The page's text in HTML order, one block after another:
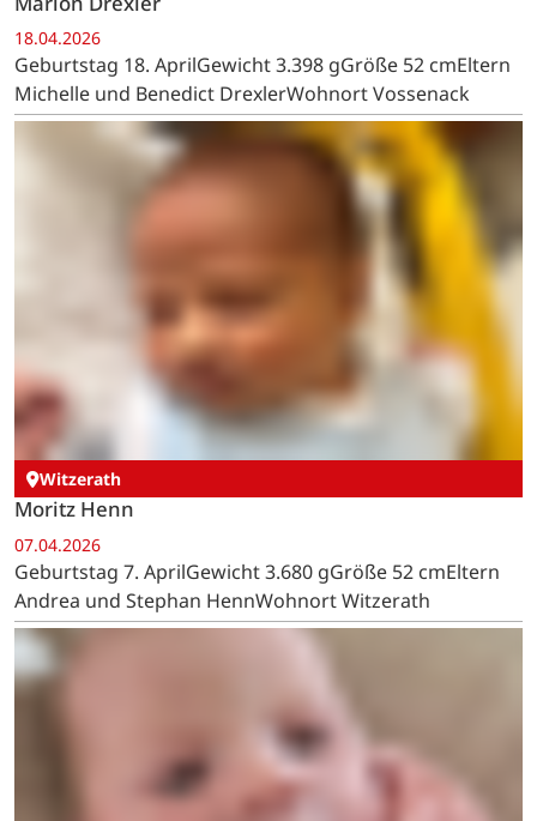
Vossenack
Marlon Drexler
18.04.2026
Geburtstag 18. AprilGewicht 3.398 gGröße 52 cmEltern
Michelle und Benedict DrexlerWohnort Vossenack